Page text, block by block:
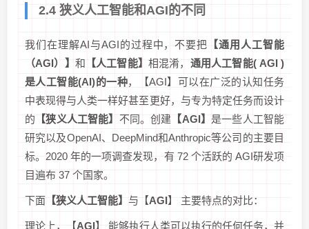
2.4 狭义人工智能和AGI的不同
我们在理解AI与AGI的过程中，不要把 【通用人工智能
（AGI）】 和 【人工智能】 相混淆， 通用人工智能( AGI )
是人工智能(AI)的一种，【AGI】可以在广泛的认知任务
中表现得与人类一样好甚至更好，与专为特定任务而设计
的 【狭义人工智能】 不同。创建 【AGI】 是一些人工智能
研究以及OpenAI、DeepMind和Anthropic等公司的主要目
标。2020 年的一项调查发现，有 72 个活跃的 AGI研发项
目遍布 37 个国家。
下面 【狭义人工智能】 与【AGI】 主要特点的对比：
理论上，【AGI】 能够执行人类可以执行的任何任务，并